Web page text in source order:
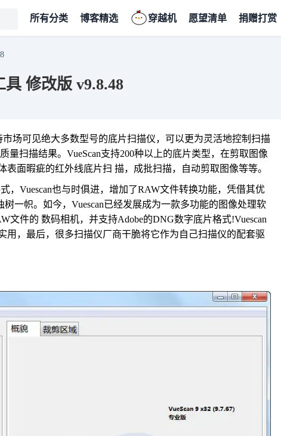
所有分类 博客精选 穿越机 愿望清单 捐赠打赏
修改版 v9.8.48
场可见绝大多数型号的底片扫描仪，可以更为灵活地控制扫描
扫描结果。VueScan支持200种以上的底片类型，在剪取图像
面暇疵的红外线底片扫 描，成批扫描，自动剪取图像等等。
，Vuescan也与时俱进，增加了RAW文件转换功能，凭借其优
一帜。如今，Vuescan已经发展成为一款多功能的图像处理软
文件的 数码相机，并支持Adobe的DNG数字底片格式!Vuescan
，最后，很多扫描仪厂商干脆将它作为自己扫描仪的配套驱